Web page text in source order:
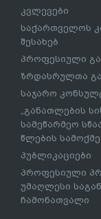
კვლევები
საქართველოს
შესახებ
პროფესიული
ზრდასრულთა
საჯარო
„განათლების
სამეწარმეო
წლების
პუბლიკაციები
პროფესიული
უმაღლესი
ჩამონათვალი